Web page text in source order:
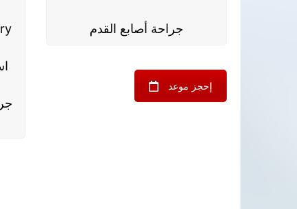
جراحة أصابع القدم
إحجز موعد